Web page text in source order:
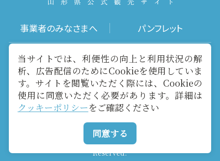
事業者のみなさまへ パンフレット
写真ダウンロード 動画ギャラリー
お役立ちリンク 当サイトについて
メールマガジン お問い合わせ
Copyright yamagatakanko.com 2020-2026 All Rights
Reserved.
当サイトでは、利便性の向上と利用状況の解
析、広告配信のためにCookieを使用していま
す。サイトを閲覧いただく際には、Cookieの
使用に同意いただく必要があります。詳細は
クッキーポリシーをご確認ください
同意する